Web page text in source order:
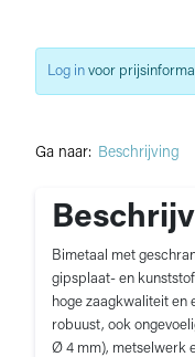
Ga naar: Beschrijving
Bimetaal met
gipsplaat- en
hoge zaagkwaliteit en
robuust, ook
Ø 4 mm), metselwerk
Log in voor